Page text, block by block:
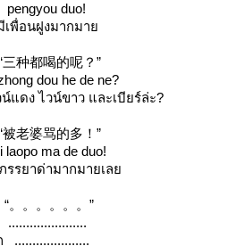
pengyou duo!
พื่อนฝูงมากมา
三种都喝的呢？”
dou he de ne?
แดง ไวน์ขาว และเบียร์ล่ะ?
被老婆骂的多！”
laopo ma de duo!
รยาด่ามากมายเล
“。。。。。。”
......................
.....................